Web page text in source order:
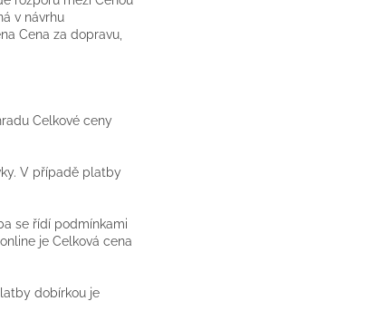
v návrhu
Cena za dopravu,
Celkové ceny
V případě platby
se řídí podmínkami
je Celková cena
dobírkou je